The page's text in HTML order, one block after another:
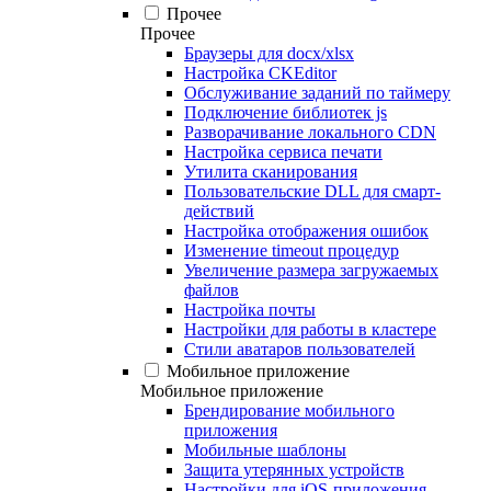
Прочее
Прочее
Браузеры для docx/xlsx
Настройка CKEditor
Обслуживание заданий по таймеру
Подключение библиотек js
Разворачивание локального CDN
Настройка сервиса печати
Утилита сканирования
Пользовательские DLL для смарт-
действий
Настройка отображения ошибок
Изменение timeout процедур
Увеличение размера загружаемых
файлов
Настройка почты
Настройки для работы в кластере
Стили аватаров пользователей
Мобильное приложение
Мобильное приложение
Брендирование мобильного
приложения
Мобильные шаблоны
Защита утерянных устройств